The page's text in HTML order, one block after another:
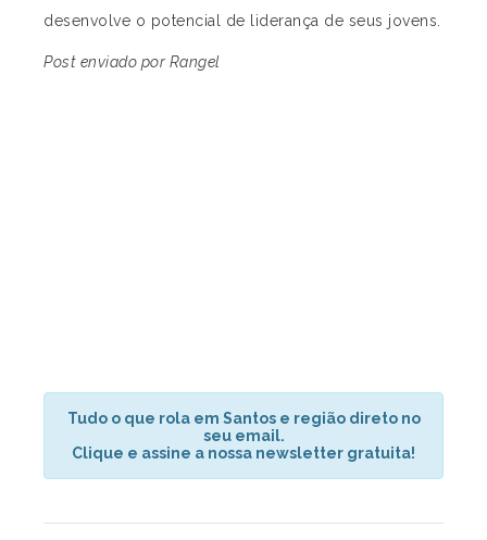
desenvolve o potencial de liderança de seus jovens.
Post enviado por Rangel
Tudo o que rola em Santos e região direto no
seu email.
Clique e assine a nossa newsletter gratuita!